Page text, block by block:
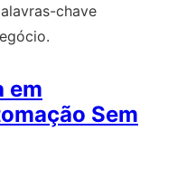
chave
em
Sem